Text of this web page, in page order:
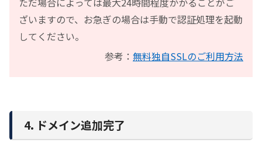
ざいますので、お急ぎの場合は手動で認証処理を起動
してください。
参考： 無料独自SSLのご利用方法
4. ドメイン追加完了